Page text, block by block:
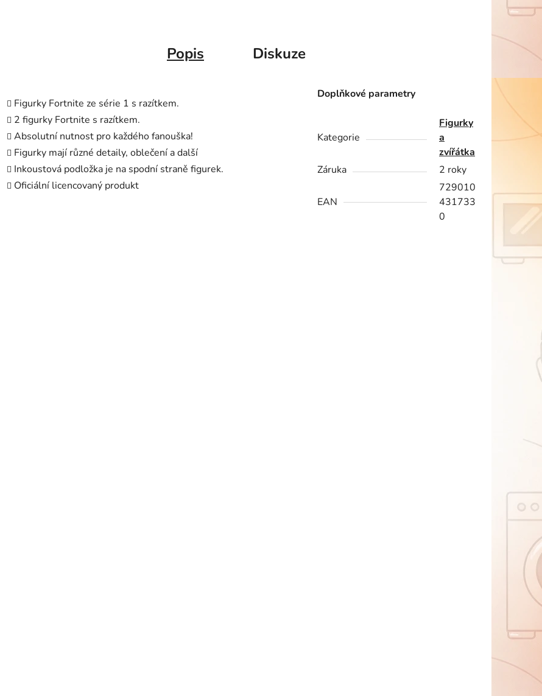
Popis Diskuze
Figurky Fortnite ze série 1 s razítkem.
2 figurky Fortnite s razítkem.
Absolutní nutnost pro každého fanouška!
Figurky mají různé detaily, oblečení a další
Inkoustová podložka je na spodní straně figurek.
Oficiální licencovaný produkt
Doplňkové parametry
Kategorie
Figurky
a
zvířátka
Záruka
2 roky
EAN
729010
431733
0